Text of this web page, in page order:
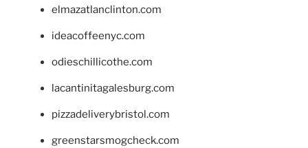
elmazatlanclinton.com
ideacoffeenyc.com
odieschillicothe.com
lacantinitagalesburg.com
pizzadeliverybristol.com
greenstarsmogcheck.com